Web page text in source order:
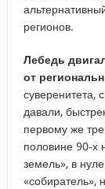
регионов.
Лебедь
от
суверенитета,
давали,
первому же
половине 90-х
земель», в
«собиратель»,